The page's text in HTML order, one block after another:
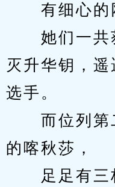
有细心的
她们一共
灭升华钥，
选手。
而位列第
的喀秋莎，
足足有三